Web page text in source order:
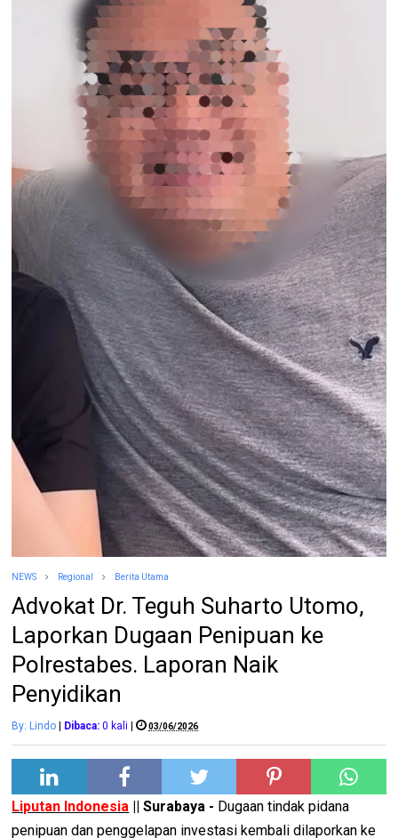
NEWS Regional Berita Utama
Advokat Dr. Teguh Suharto Utomo,
Laporkan Dugaan Penipuan ke
Polrestabes. Laporan Naik
Penyidikan
By: Lindo | Dibaca: 0 kali | 03/06/2026
Liputan Indonesia || Surabaya - Dugaan tindak pidana
penipuan dan penggelapan investasi kembali dilaporkan ke